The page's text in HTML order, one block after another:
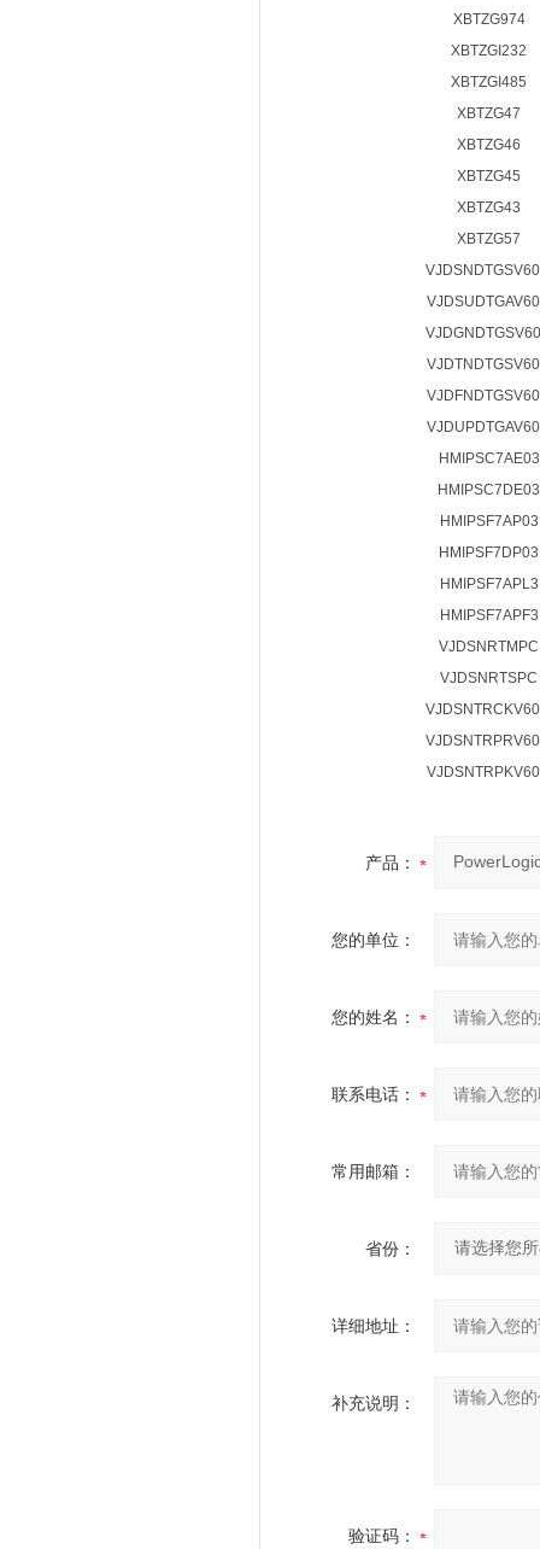
XBTZG974
XBTZGI232
XBTZGI485
XBTZG47
XBTZG46
XBTZG45
XBTZG43
XBTZG57
HMIPSC7AE03
HMIPSC7DE03
HMIPSF7AP03
HMIPSF7DP03
HMIPSF7APL3
HMIPSF7APF3
VJDSNRTMPC
VJDSNRTSPC
产品：
您的单位：
您的姓名：
联系电话：
常用邮箱：
省份：
详细地址：
补充说明：
验证码：